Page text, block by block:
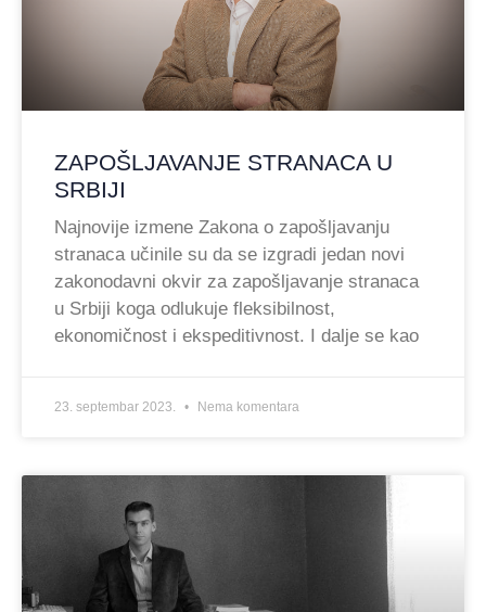
ZAPOŠLJAVANJE STRANACA U
SRBIJI
Najnovije izmene Zakona o zapošljavanju
stranaca učinile su da se izgradi jedan novi
zakonodavni okvir za zapošljavanje stranaca
u Srbiji koga odlukuje fleksibilnost,
ekonomičnost i ekspeditivnost. I dalje se kao
23. septembar 2023. Nema komentara